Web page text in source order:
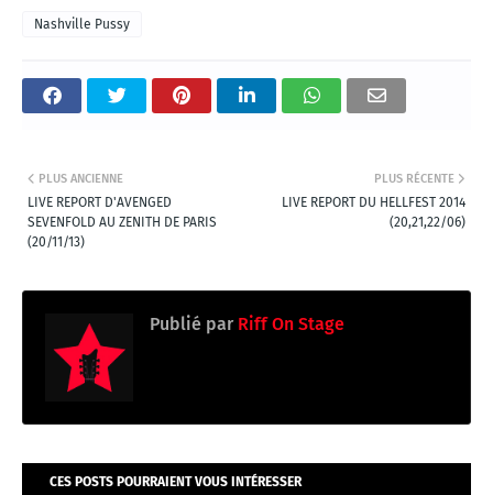
Nashville Pussy
PLUS RÉCENTE
LIVE REPORT DU HELLFEST 2014
(20,21,22/06)
PLUS ANCIENNE
LIVE REPORT D'AVENGED
SEVENFOLD AU ZENITH DE PARIS
(20/11/13)
Publié par Riff On Stage
CES POSTS POURRAIENT VOUS INTÉRESSER